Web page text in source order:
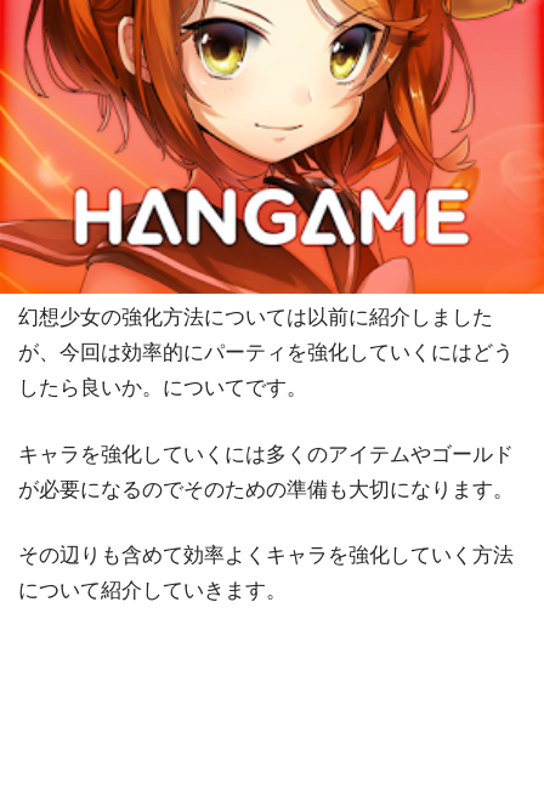
幻想少女の強化方法については以前に紹介しました
が、今回は効率的にパーティを強化していくにはどう
したら良いか。についてです。
キャラを強化していくには多くのアイテムやゴールド
が必要になるのでそのための準備も大切になります。
その辺りも含めて効率よくキャラを強化していく方法
について紹介していきます。